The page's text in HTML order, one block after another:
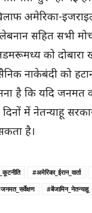
अमेरिका-
सहित सभी
को दोबारा
नाकेबंदी को
है कि यदि जनमत
में नेतन्याहू
है।
#अमेरिका_ईरान_वार्ता
#बेंजामिन_नेतन्याहू